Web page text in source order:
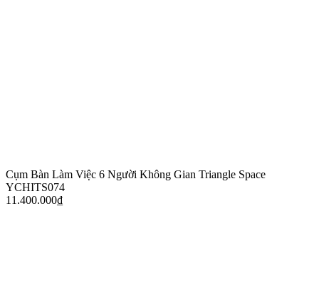
Cụm Bàn Làm Việc 6 Người Không Gian Triangle Space
YCHITS074
11.400.000₫